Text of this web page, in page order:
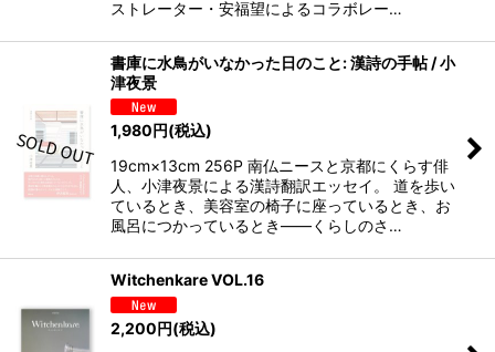
ストレーター・安福望によるコラボレー…
書庫に水鳥がいなかった日のこと: 漢詩の手帖 / 小
津夜景
1,980円(税込)
19cm×13cm 256P 南仏ニースと京都にくらす俳
人、小津夜景による漢詩翻訳エッセイ。 道を歩い
ているとき、美容室の椅子に座っているとき、お
風呂につかっているとき――くらしのさ…
Witchenkare VOL.16
2,200円(税込)